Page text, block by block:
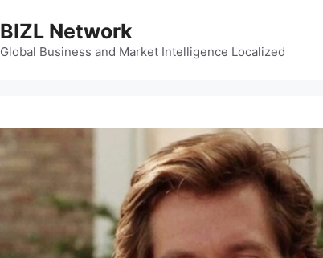
BIZL Network
Global Business and Market Intelligence Localized